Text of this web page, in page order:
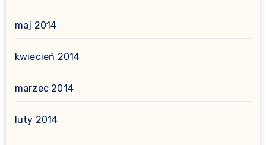
maj 2014
kwiecień 2014
marzec 2014
luty 2014